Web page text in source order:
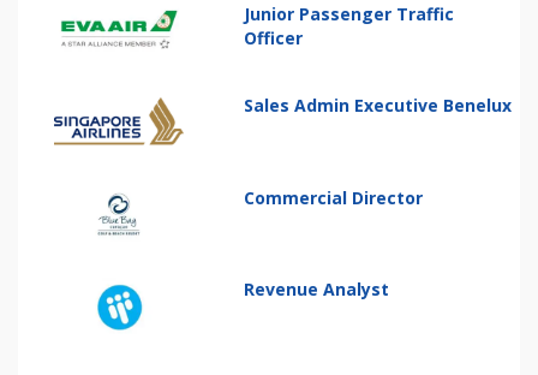
Junior Passenger Traffic
Officer
Sales Admin Executive Benelux
Commercial Director
Revenue Analyst